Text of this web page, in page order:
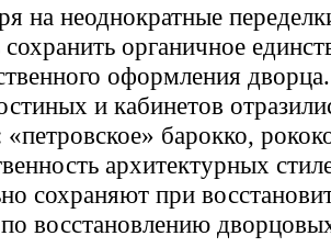
на неоднократные
сохранить органичное
оформления
и кабинетов
«петровское» барокко,
архитектурных
сохраняют при
восстановлению